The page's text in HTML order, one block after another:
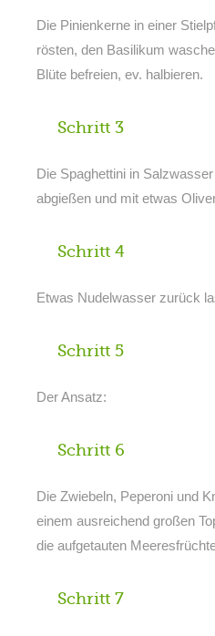
Die Pinienkerne in einer
rösten, den Basilikum
Blüte befreien, ev. halbieren.
Schritt 3
Die Spaghettini in
abgießen und mit etwas
Schritt 4
Etwas Nudelwasser zurück
Schritt 5
Der Ansatz:
Schritt 6
Die Zwiebeln, Peperoni und
einem ausreichend großen
die aufgetauten
Schritt 7